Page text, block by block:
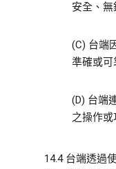
安全、無
(C) 台端
準確或可
(D) 台端
之操作或
14.4 台端透過